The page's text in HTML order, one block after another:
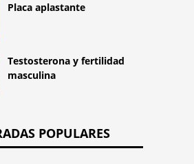
Placa aplastante
Testosterona y fertilidad
masculina
POPULARES